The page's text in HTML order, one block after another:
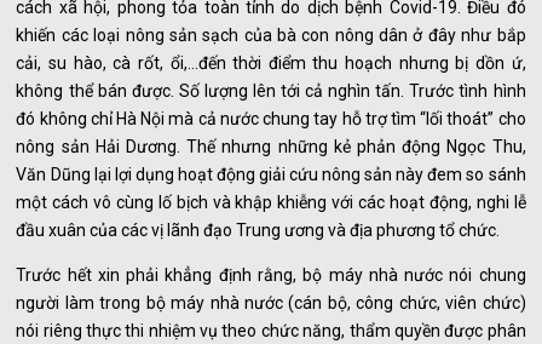
cách xã hội, phong tỏa toàn tỉnh do dịch bệnh Covid-19. Điều đó
khiến các loại nông sản sạch của bà con nông dân ở đây như bắp
cải, su hào, cà rốt, ổi,…đến thời điểm thu hoạch nhưng bị dồn ứ,
không thể bán được. Số lượng lên tới cả nghìn tấn. Trước tình hình
đó không chỉ Hà Nội mà cả nước chung tay hỗ trợ tìm “lối thoát” cho
nông sản Hải Dương. Thế nhưng những kẻ phản động Ngọc Thu,
Văn Dũng lại lợi dụng hoạt động giải cứu nông sản này đem so sánh
một cách vô cùng lố bịch và khập khiễng với các hoạt động, nghi lễ
đầu xuân của các vị lãnh đạo Trung ương và địa phương tổ chức.
Trước hết xin phải khẳng định rằng, bộ máy nhà nước nói chung
người làm trong bộ máy nhà nước (cán bộ, công chức, viên chức)
nói riêng thực thi nhiệm vụ theo chức năng, thẩm quyền được phân